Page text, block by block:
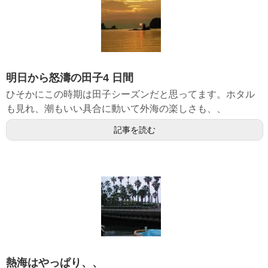
明日から怒濤の田子4 日間
ひそかにこの時期は田子シーズンだと思ってます。ホタル
も見れ、潮もいい具合に動いて外海の楽しさも、、
記事を読む
熱海はやっぱり、、